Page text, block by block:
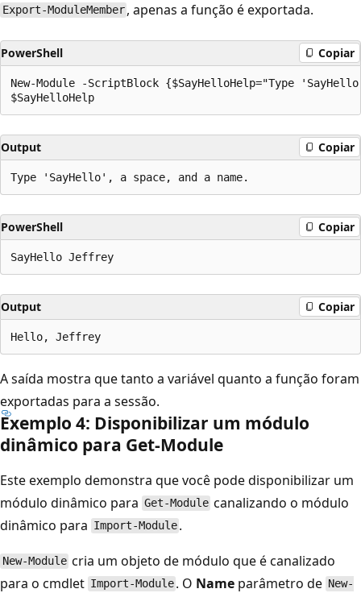
Export-ModuleMember , apenas a função é exportada.
PowerShell Copiar
New-Module -ScriptBlock {$SayHelloHelp="Type
Output Copiar
PowerShell Copiar
Output Copiar
A saída mostra que tanto a variável quanto a função foram
exportadas para a sessão.
Exemplo 4: Disponibilizar um módulo
dinâmico para Get-Module
Este exemplo demonstra que você pode disponibilizar um
módulo dinâmico para Get-Module canalizando o módulo
dinâmico para Import-Module .
New-Module cria um objeto de módulo que é canalizado
para o cmdlet Import-Module . O Name parâmetro de New-